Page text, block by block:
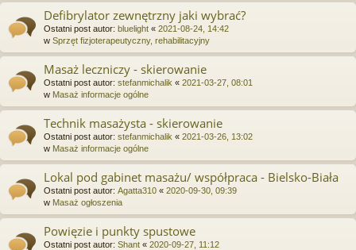
Defibrylator zewnętrzny jaki wybrać?
Ostatni post autor: bluelight « 2021-08-24, 14:42
w Sprzęt fizjoterapeutyczny, rehabilitacyjny
Masaż leczniczy - skierowanie
Ostatni post autor: stefanmichalik « 2021-03-27, 08:01
w Masaż informacje ogólne
Technik masażysta - skierowanie
Ostatni post autor: stefanmichalik « 2021-03-26, 13:02
w Masaż informacje ogólne
Lokal pod gabinet masażu/ współpraca - Bielsko-Biała
Ostatni post autor: Agatta310 « 2020-09-30, 09:39
w Masaż ogłoszenia
Powięzie i punkty spustowe
Ostatni post autor: Shant « 2020-09-27, 11:12